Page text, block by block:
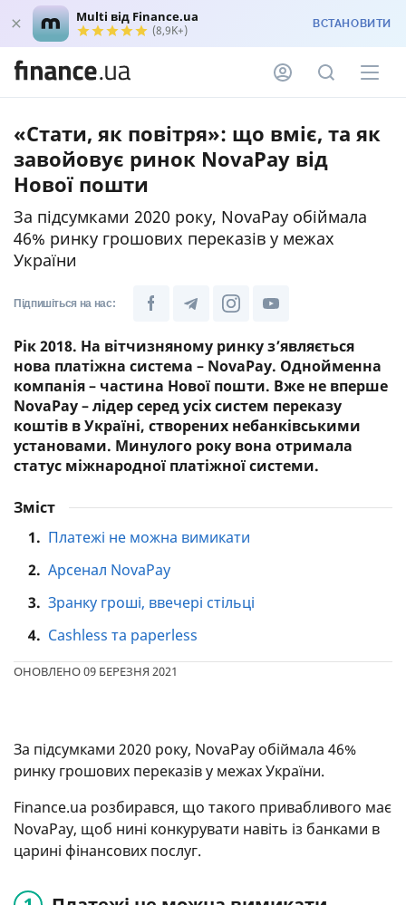
Multi від Finance.ua
(8,9K+) ВСТАНОВИТИ
«Стати, як повітря»: що вміє, та як
завойовує ринок NovaPay від
Нової пошти
За підсумками 2020 року, NovaPay обіймала
46% ринку грошових переказів у межах
України
Підпишіться на нас:
Рік 2018. На вітчизняному ринку з’являється
нова платіжна система – NovaPay. Однойменна
компанія – частина Нової пошти. Вже не вперше
NovaPay – лідер серед усіх систем переказу
коштів в Україні, створених небанківськими
установами. Минулого року вона отримала
статус міжнародної платіжної системи.
Зміст
1. Платежі не можна вимикати
2. Арсенал NovaPay
3. Зранку гроші, ввечері стільці
4. Cashless та paperless
ОНОВЛЕНО 09 БЕРЕЗНЯ 2021
За підсумками 2020 року, NovaPay обіймала 46%
ринку грошових переказів у межах України.
Finance.ua розбирався, що такого привабливого має
NovaPay, щоб нині конкурувати навіть із банками в
царині фінансових послуг.